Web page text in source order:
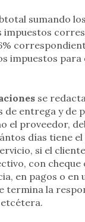
sumando
impuestos
impuestos para
se
de entrega y de
el proveedor,
días tiene
si el
con cheque
en pagos o en
termina la